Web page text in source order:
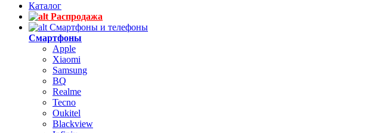
Каталог
Распродажа
Смартфоны и телефоны
Смартфоны
Apple
Xiaomi
Samsung
BQ
Realme
Tecno
Oukitel
Blackview